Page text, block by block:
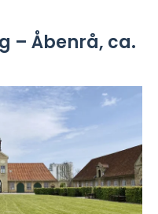
– Åbenrå, ca.